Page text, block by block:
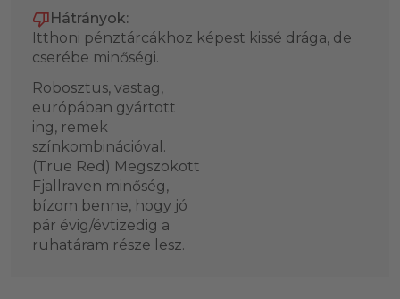
Hátrányok:
Itthoni pénztárcákhoz képest kissé drága, de
cserébe minőségi.
Robosztus, vastag,
európában gyártott
ing, remek
színkombinációval.
(True Red) Megszokott
Fjallraven minőség,
bízom benne, hogy jó
pár évig/évtizedig a
ruhatáram része lesz.